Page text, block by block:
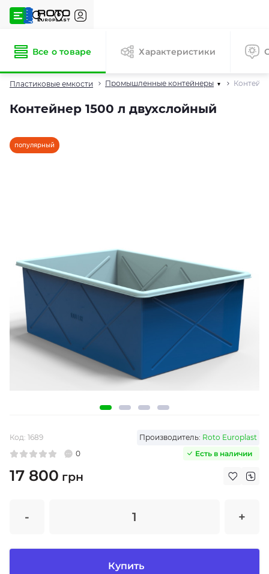
Пластиковые емкости Промышленные контейнеры ▾
Контейнер 1500 л двухслойный
Все о товаре Характеристики
популярный
Код: 1689
Есть в наличии
Производитель: Roto Europlast
0
17 800 грн
- +
Купить